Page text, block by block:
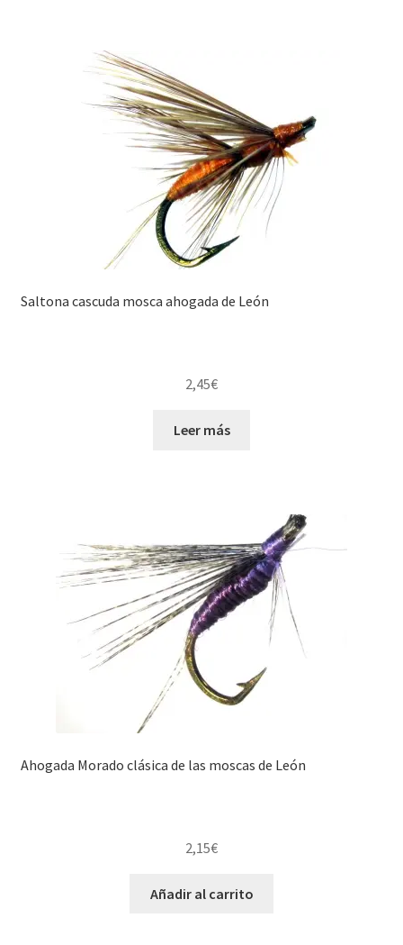
Saltona cascuda mosca ahogada de León
2,45€
Leer más
Ahogada Morado clásica de las moscas de León
2,15€
Añadir al carrito